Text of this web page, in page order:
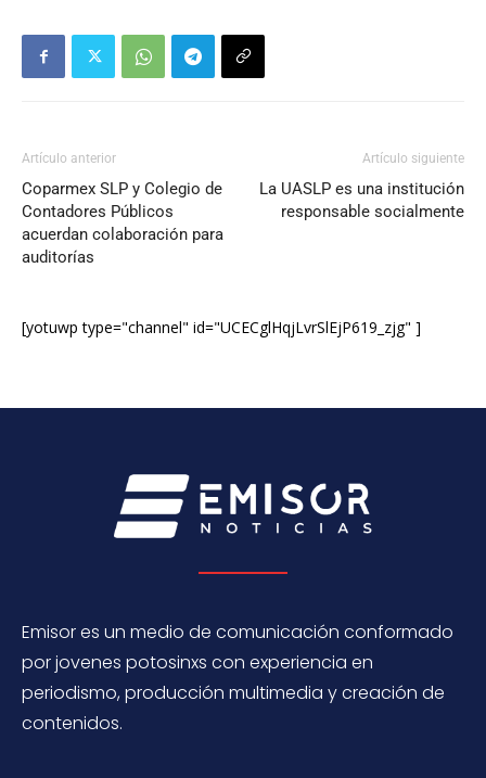
Artículo anterior
Coparmex SLP y Colegio de
Contadores Públicos
acuerdan colaboración para
auditorías
Artículo siguiente
La UASLP es una institución
responsable socialmente
[yotuwp type="channel" id="UCECglHqjLvrSlEjP619_zjg" ]
Emisor es un medio de comunicación conformado
por jovenes potosinxs con experiencia en
periodismo, producción multimedia y creación de
contenidos.